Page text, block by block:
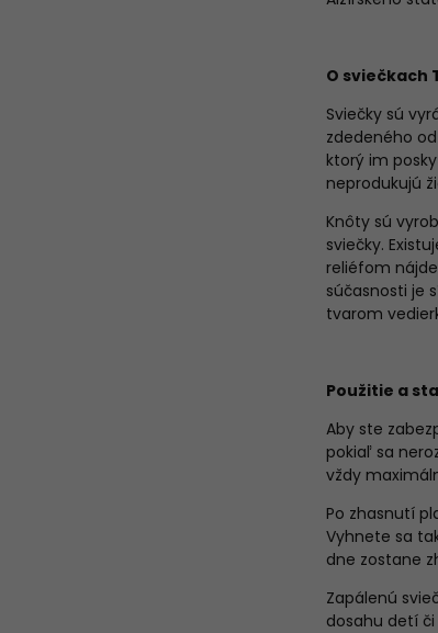
O sviečkach
Sviečky sú
zdedeného
ktorý im
neprodukujú
Knôty sú
sviečky.
reliéfom
súčasnosti je
tvarom
Použitie a
Aby ste
pokiaľ sa
vždy
Po zhasnutí
Vyhnete sa
dne zostane
Zapálenú
dosahu detí